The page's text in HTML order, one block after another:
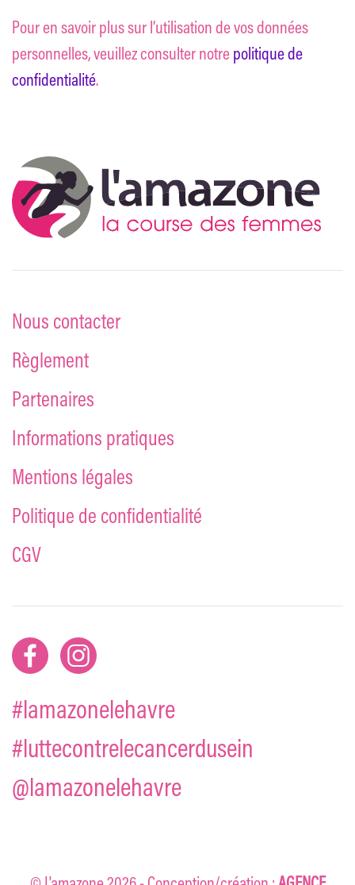
Pour en savoir plus sur l’utilisation de vos données
personnelles, veuillez consulter notrepolitique de
confidentialité.
Nous contacter
Règlement
Partenaires
Informations pratiques
Mentions légales
Politique de confidentialité
CGV
#lamazonelehavre
#luttecontrelecancerdusein
@lamazonelehavre